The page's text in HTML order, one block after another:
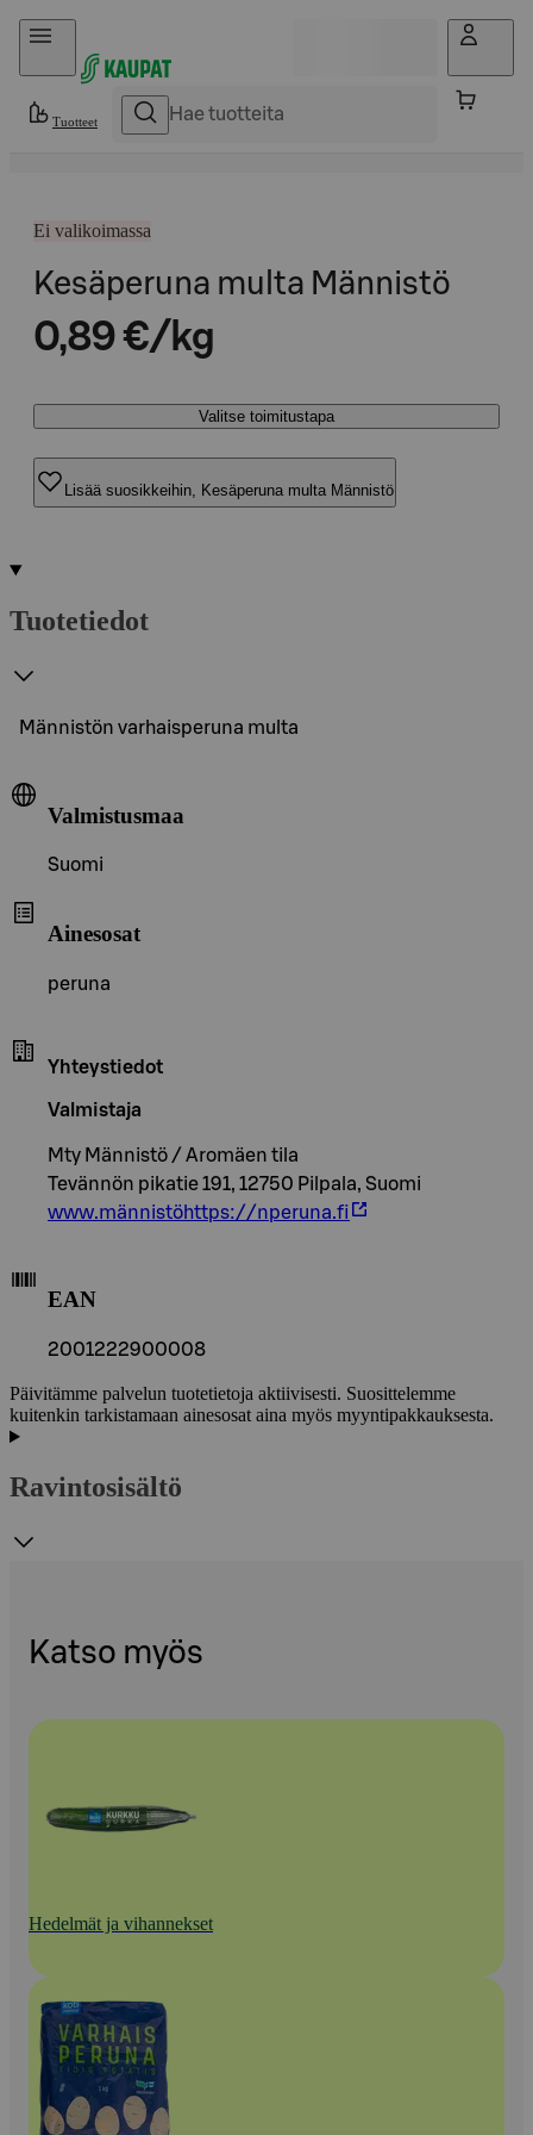
Hyppää sisältöön
Tuotteet
Ei valikoimassa
Kesäperuna multa Männistö
0,89 €/kg
Valitse toimitustapa
Lisää suosikkeihin, Kesäperuna multa Männistö
Tuotetiedot
Männistön varhaisperuna multa
Valmistusmaa
Suomi
Ainesosat
peruna
Yhteystiedot
Valmistaja
Mty Männistö / Aromäen tila
Tevännön pikatie 191, 12750 Pilpala, Suomi
www.männistöhttps://nperuna.fi
EAN
2001222900008
Päivitämme palvelun tuotetietoja aktiivisesti. Suosittelemme
kuitenkin tarkistamaan ainesosat aina myös myyntipakkauksesta.
Ravintosisältö
Katso myös
Hedelmät ja vihannekset